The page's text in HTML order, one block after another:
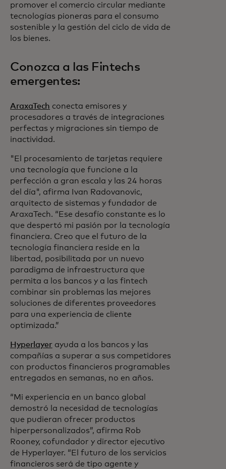
promover el comercio circular mediante
tecnologías pioneras para el consumo
sostenible y la gestión del ciclo de vida de
los bienes.
Conozca a las Fintechs
emergentes:
AraxaTech conecta emisores y
procesadores a través de integraciones
perfectas y migraciones sin tiempo de
inactividad.
"El procesamiento de tarjetas requiere
una tecnología que funcione a la
perfección a gran escala y las 24 horas
del día", afirma Ivan Radovanovic,
arquitecto de sistemas y fundador de
AraxaTech. “Ese desafío constante es lo
que despertó mi pasión por la tecnología
financiera. Creo que el futuro de la
tecnología financiera reside en la
libertad, posibilitada por un nuevo
paradigma de infraestructura que
permita a los bancos y a las fintech
combinar sin problemas las mejores
soluciones de diferentes proveedores
para una experiencia de cliente
optimizada.”
Hyperlayerayuda a los bancos y las
compañías a superar a sus competidores
con productos financieros programables
entregados en semanas, no en años.
“Mi experiencia en un banco global
demostró la necesidad de tecnologías
que pudieran ofrecer productos
hiperpersonalizados”, afirma Rob
Rooney, cofundador y director ejecutivo
de Hyperlayer. “El futuro de los servicios
financieros será de tipo agente y